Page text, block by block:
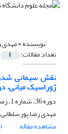
نویسنده =مهدی
تعداد مقالات: 1
نقش سیمانی
ژوراسیک میانی،
دوره 36، شماره 1، زمستان 1389
مهدی رضا
مشاهده مقاله